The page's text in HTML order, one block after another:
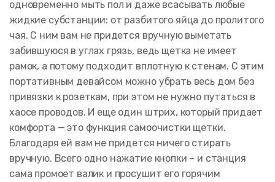
одновременно мыть пол и даже всасывать любые
жидкие субстанции: от разбитого яйца до пролитого
чая. С ним вам не придется вручную выметать
забившуюся в углах грязь, ведь щетка не имеет
рамок, а потому подходит вплотную к стенам. C этим
портативным девайсом можно убрать весь дом без
привязки к розеткам, при этом не нужно путаться в
хаосе проводов. И еще один штрих, который придает
комфорта — это функция самоочистки щетки.
Благодаря ей вам не придется ничего стирать
вручную. Всего одно нажатие кнопки – и станция
сама промоет валик и просушит его горячим